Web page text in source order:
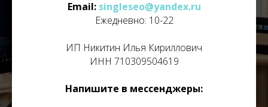
Email: singleseo@yandex.ru
Ежедневно: 10-22
ИП Никитин Илья Кириллович
ИНН 710309504619
Напишите в мессенджеры: